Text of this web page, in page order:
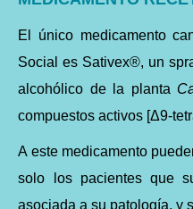
El único medicamento
Social es Sativex®, un
alcohólico de la planta
compuestos activos [Δ9-
A este medicamento
solo los pacientes que
asociada a su patología, y